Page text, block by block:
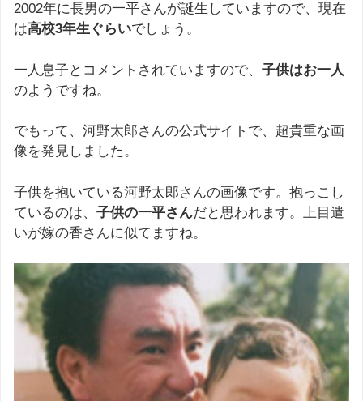
2002年に長男の一平さんが誕生していますので、現在
は高校3年生ぐらいでしょう。
一人息子とコメントされていますので、 子供はお一人
のようですね。
でもって、河野太郎さんの公式サイトで、超貴重な画
像を発見しました。
子供を抱いている河野太郎さんの画像です。抱っこし
ているのは、 子供の一平さんだと思われます。上目遣
いが嫁の香さんに似てますね。